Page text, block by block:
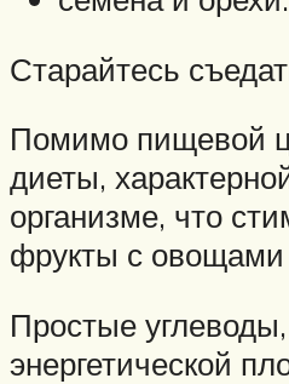
Старайтесь
Помимо пищевой
диеты,
организме, что
фрукты с
Простые
энергетической